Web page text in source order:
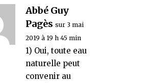
Abbé Guy
Pagès sur 3 mai
2019 à 19 h 45 min
1) Oui, toute eau
naturelle peut
convenir au